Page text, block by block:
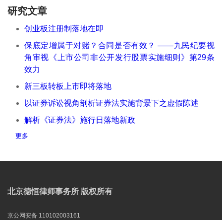
研究文章
创业板注册制落地在即
保底定增属于对赌？合同是否有效？ ——九民纪要视
角审视《上市公司非公开发行股票实施细则》第29条
效力
新三板转板上市即将落地
以证券诉讼视角剖析证券法实施背景下之虚假陈述
解析《证券法》施行日落地新政
更多
北京德恒律师事务所 版权所有
京公网安备 110102003161